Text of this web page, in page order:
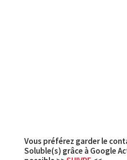
Vous préférez garder le
Soluble(s) grâce à Google